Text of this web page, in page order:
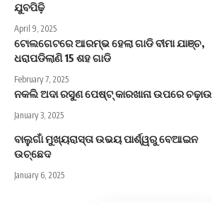
ଯୁବପିଢ଼ି
April 9, 2025
ଟୋଲଗେଟରେ ଆରମ୍ଭ ହେଲା ଗାଡି ବୀମା ଯାଞ୍ଚ,
ଧରାପଡିଲାଣି 15 ଶହ ଗାଡି
February 7, 2025
ନକଲି ଅଦା ରସୁଣ ପେଷ୍ଟ୍ କାରଖାନା ଉପରେ ଚଢ଼ାଉ
January 3, 2025
ବାଲୁଗାଁ ମୁଖ୍ୟରାସ୍ତା ଉଭୟ ପାର୍ଶ୍ୱରୁ ବେଆଇନ
ଉଚ୍ଛେଦ
January 6, 2025